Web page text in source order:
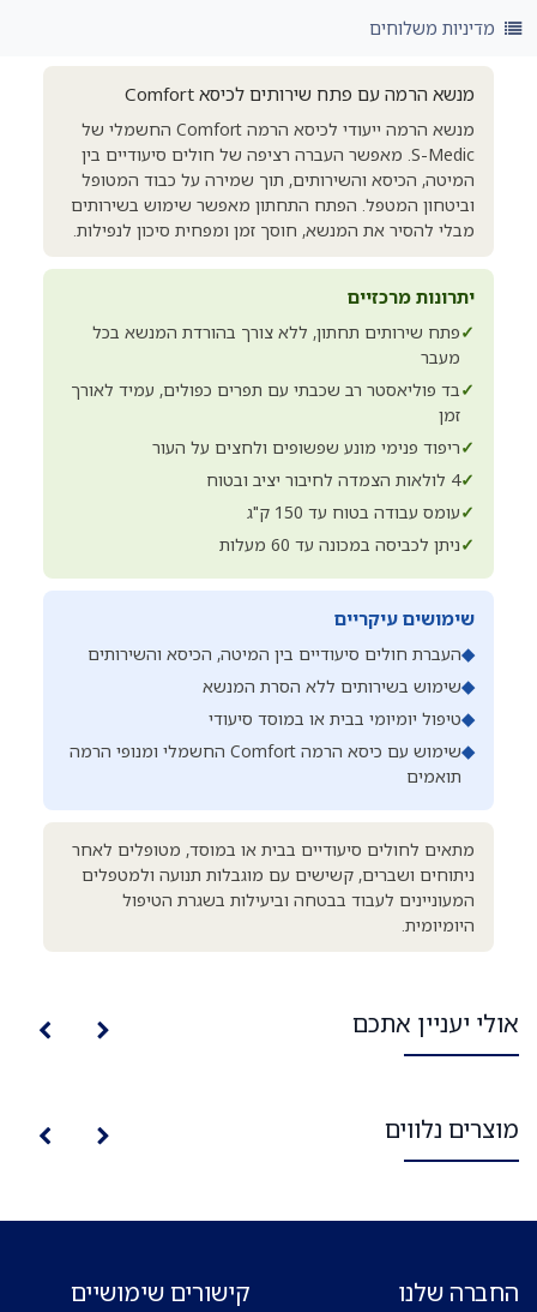
מדיניות משלוחים
מנשא הרמה עם פתח שירותים לכיסא Comfort
מנשא הרמה ייעודי לכיסא הרמה Comfort החשמלי של
S-Medic. מאפשר העברה רציפה של חולים סיעודיים בין
המיטה, הכיסא והשירותים, תוך שמירה על כבוד המטופל
וביטחון המטפל. הפתח התחתון מאפשר שימוש בשירותים
מבלי להסיר את המנשא, חוסך זמן ומפחית סיכון לנפילות.
יתרונות מרכזיים
✓פתח שירותים תחתון, ללא צורך בהורדת המנשא בכל
מעבר
✓בד פוליאסטר רב שכבתי עם תפרים כפולים, עמיד לאורך
זמן
✓ריפוד פנימי מונע שפשופים ולחצים על העור
✓4 לולאות הצמדה לחיבור יציב ובטוח
✓עומס עבודה בטוח עד 150 ק"ג
✓ניתן לכביסה במכונה עד 60 מעלות
שימושים עיקריים
◆העברת חולים סיעודיים בין המיטה, הכיסא והשירותים
◆שימוש בשירותים ללא הסרת המנשא
◆טיפול יומיומי בבית או במוסד סיעודי
◆
שימוש עם כיסא הרמה Comfort החשמלי ומנופי הרמה
תואמים
מתאים לחולים סיעודיים בבית או במוסד, מטופלים לאחר
ניתוחים ושברים, קשישים עם מוגבלות תנועה ולמטפלים
המעוניינים לעבוד בבטחה וביעילות בשגרת הטיפול
היומיומית.
אולי יעניין אתכם
מוצרים נלווים
החברה שלנו קישורים שימושיים